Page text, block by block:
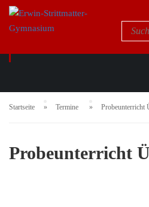
Startseite Termine Probeunterricht
Probeunterricht